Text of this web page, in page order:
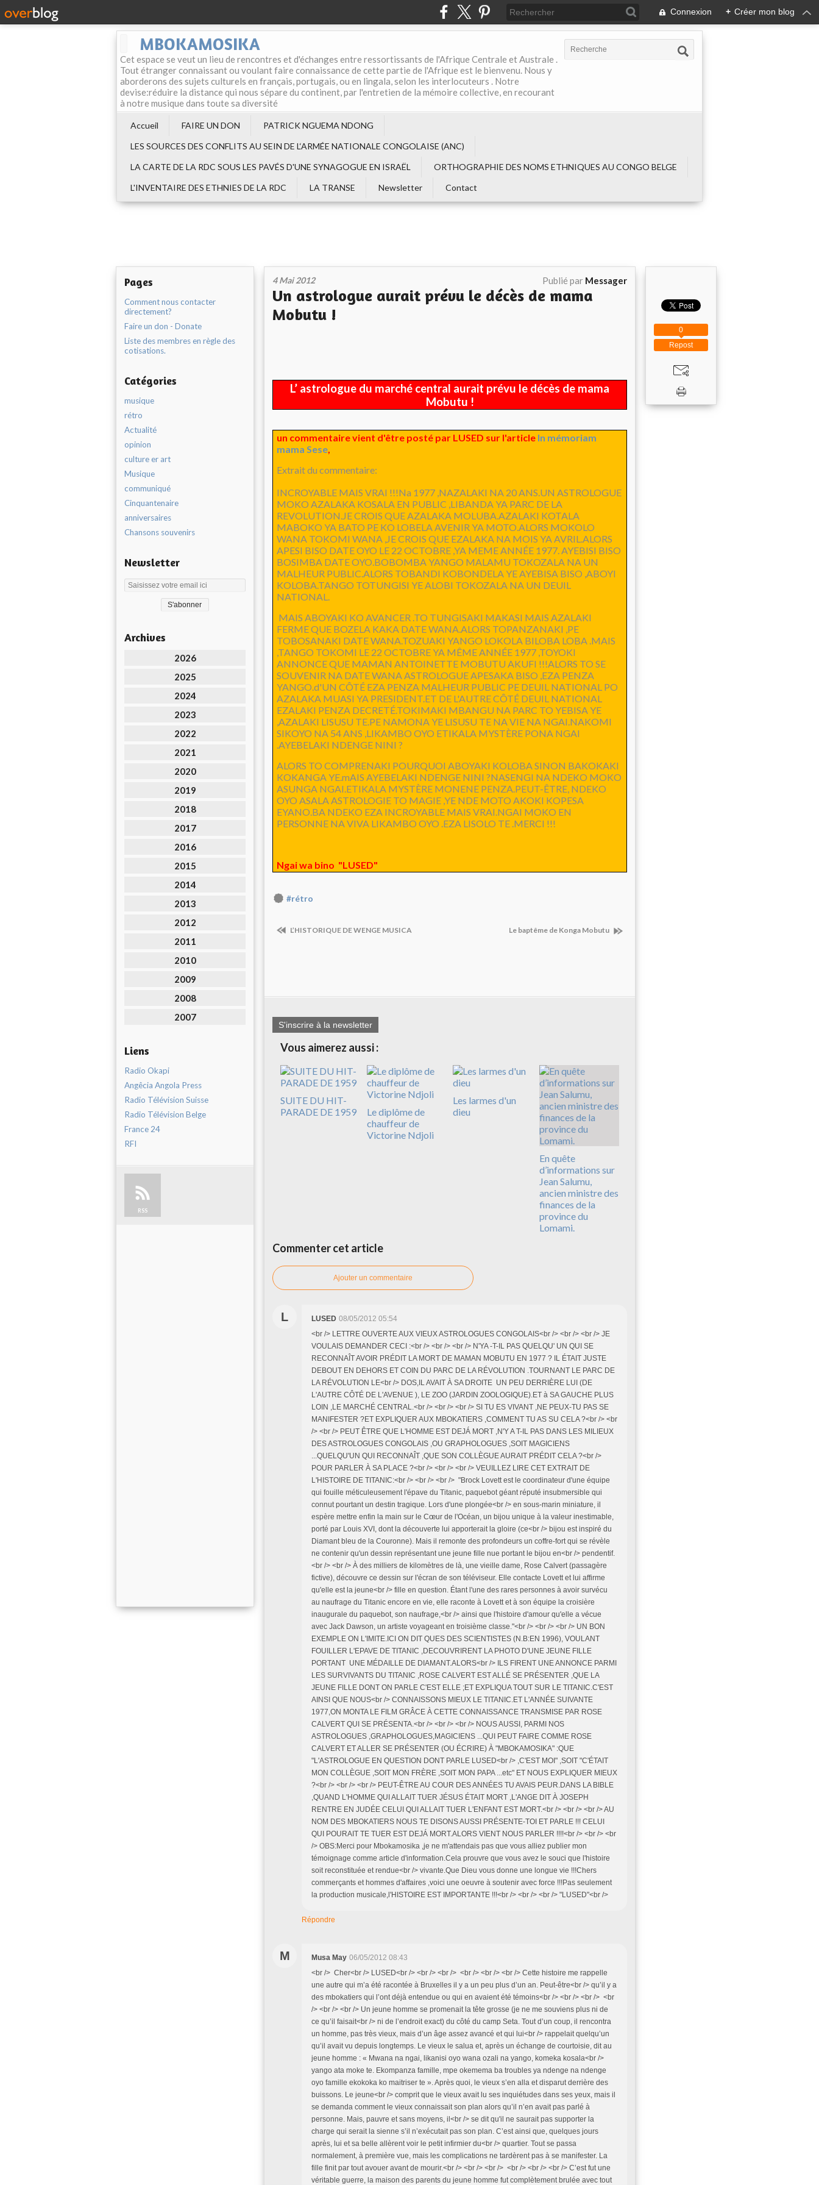
Connexion + Créer mon blog
MBOKAMOSIKA
Cet espace se veut un lieu de rencontres et d'échanges entre ressortissants de l'Afrique Centrale et Australe .
Tout étranger connaissant ou voulant faire connaissance de cette partie de l'Afrique est le bienvenu. Nous y
aborderons des sujets culturels en français, portugais, ou en lingala, selon les interlocuteurs . Notre
devise:réduire la distance qui nous sépare du continent, par l'entretien de la mémoire collective, en recourant
à notre musique dans toute sa diversité
Accueil FAIRE UN DON
PATRICK NGUEMA NDONG
LES SOURCES DES CONFLITS AU SEIN DE L‘ARMÉE NATIONALE CONGOLAISE (ANC)
LA CARTE DE LA RDC SOUS LES PAVÉS D'UNE SYNAGOGUE EN ISRAËL
ORTHOGRAPHIE DES NOMS ETHNIQUES AU CONGO BELGE
L'INVENTAIRE DES ETHNIES DE LA RDC
LA TRANSE Newsletter Contact
Pages
Comment nous contacter
directement?
Faire un don - Donate
Liste des membres en règle des
cotisations.
Catégories
musique
rétro
Actualité
opinion
culture er art
Musique
communiqué
Cinquantenaire
anniversaires
Chansons souvenirs
Newsletter
Archives
2026
2025
2024
2023
2022
2021
2020
2019
2018
2017
2016
2015
2014
2013
2012
2011
2010
2009
2008
2007
Liens
Radio Okapi
Angêcia Angola Press
Radio Télévision Suisse
Radio Télévision Belge
France 24
RFI
RSS
4 Mai 2012 Publié par Messager
Un astrologue aurait prévu le décès de mama
Mobutu !
L’ astrologue du marché central aurait prévu le décès de mama
Mobutu !
un commentaire vient d'être posté par LUSED sur l'article In mémoriam
mama Sese,
Extrait du commentaire:
INCROYABLE MAIS VRAI !!!Na 1977 ,NAZALAKI NA 20 ANS.UN ASTROLOGUE
MOKO AZALAKA KOSALA EN PUBLIC ,LIBANDA YA PARC DE LA
REVOLUTION.JE CROIS QUE AZALAKA MOLUBA.AZALAKI KOTALA
MABOKO YA BATO PE KO LOBELA AVENIR YA MOTO.ALORS MOKOLO
WANA TOKOMI WANA ,JE CROIS QUE EZALAKA NA MOIS YA AVRIL.ALORS
APESI BISO DATE OYO LE 22 OCTOBRE ,YA MEME ANNÉE 1977. AYEBISI BISO
BOSIMBA DATE OYO.BOBOMBA YANGO MALAMU TOKOZALA NA UN
MALHEUR PUBLIC.ALORS TOBANDI KOBONDELA YE AYEBISA BISO ,ABOYI
KOLOBA.TANGO TOTUNGISI YE ALOBI TOKOZALA NA UN DEUIL
NATIONAL.
MAIS ABOYAKI KO AVANCER .TO TUNGISAKI MAKASI MAIS AZALAKI
FERME QUE BOZELA KAKA DATE WANA.ALORS TOPANZANAKI ,PE
TOBOSANAKI DATE WANA.TOZUAKI YANGO LOKOLA BILOBA LOBA .MAIS
,TANGO TOKOMI LE 22 OCTOBRE YA MÊME ANNÉE 1977 ,TOYOKI
ANNONCE QUE MAMAN ANTOINETTE MOBUTU AKUFI !!!ALORS TO SE
SOUVENIR NA DATE WANA ASTROLOGUE APESAKA BISO ,EZA PENZA
YANGO.d'UN CÔTÉ EZA PENZA MALHEUR PUBLIC PE DEUIL NATIONAL PO
AZALAKA MUASI YA PRESIDENT.ET DE L'AUTRE CÔTÉ DEUIL NATIONAL
EZALAKI PENZA DECRETÉ.TOKIMAKI MBANGU NA PARC TO YEBISA YE
,AZALAKI LISUSU TE.PE NAMONA YE LISUSU TE NA VIE NA NGAI.NAKOMI
SIKOYO NA 54 ANS ,LIKAMBO OYO ETIKALA MYSTÈRE PONA NGAI
.AYEBELAKI NDENGE NINI ?
ALORS TO COMPRENAKI POURQUOI ABOYAKI KOLOBA SINON BAKOKAKI
KOKANGA YE.mAIS AYEBELAKI NDENGE NINI ?NASENGI NA NDEKO MOKO
ASUNGA NGAI.ETIKALA MYSTÈRE MONENE PENZA.PEUT-ÊTRE, NDEKO
OYO ASALA ASTROLOGIE TO MAGIE ,YE NDE MOTO AKOKI KOPESA
EYANO.BA NDEKO EZA INCROYABLE MAIS VRAI.NGAI MOKO EN
PERSONNE NA VIVA LIKAMBO OYO .EZA LISOLO TE .MERCI !!!
Ngai wa bino "LUSED"
#rétro
L’HISTORIQUE DE WENGE MUSICA Le baptême de Konga Mobutu
S'inscrire à la newsletter
Vous aimerez aussi :
SUITE DU HIT-
PARADE DE 1959
Le diplôme de
chauffeur de
Victorine Ndjoli
Les larmes d'un
dieu
En quête
d’informations sur
Jean Salumu,
ancien ministre des
finances de la
province du
Lomami.
Commenter cet article
Ajouter un commentaire
L LUSED 08/05/2012 05:54
<br /> LETTRE OUVERTE AUX VIEUX ASTROLOGUES CONGOLAIS<br /> <br /> <br /> JE
VOULAIS DEMANDER CECI :<br /> <br /> <br /> N'YA -T-IL PAS QUELQU' UN QUI SE
RECONNAÎT AVOIR PRÉDIT LA MORT DE MAMAN MOBUTU EN 1977 ? IL ÉTAIT JUSTE
DEBOUT EN DEHORS ET COIN DU PARC DE LA RÉVOLUTION .TOURNANT LE PARC DE
LA RÉVOLUTION LE<br /> DOS,IL AVAIT À SA DROITE UN PEU DERRIÈRE LUI (DE
L'AUTRE CÔTÉ DE L'AVENUE ), LE ZOO (JARDIN ZOOLOGIQUE).ET à SA GAUCHE PLUS
LOIN ,LE MARCHÉ CENTRAL.<br /> <br /> <br /> SI TU ES VIVANT ,NE PEUX-TU PAS SE
MANIFESTER ?ET EXPLIQUER AUX MBOKATIERS ,COMMENT TU AS SU CELA ?<br /> <br
/> <br /> PEUT ÊTRE QUE L'HOMME EST DEJÁ MORT ,N'Y A T-IL PAS DANS LES MILIEUX
DES ASTROLOGUES CONGOLAIS ,OU GRAPHOLOGUES ,SOIT MAGICIENS
...QUELQU'UN QUI RECONNAÎT ,QUE SON COLLÈGUE AURAIT PRÉDIT CELA ?<br />
POUR PARLER À SA PLACE ?<br /> <br /> <br /> VEUILLEZ LIRE CET EXTRAIT DE
L'HISTOIRE DE TITANIC:<br /> <br /> <br /> "Brock Lovett est le coordinateur d'une équipe
qui fouille méticuleusement l'épave du Titanic, paquebot géant réputé insubmersible qui
connut pourtant un destin tragique. Lors d'une plongée<br /> en sous-marin miniature, il
espère mettre enfin la main sur le Cœur de l'Océan, un bijou unique à la valeur inestimable,
porté par Louis XVI, dont la découverte lui apporterait la gloire (ce<br /> bijou est inspiré du
Diamant bleu de la Couronne). Mais il remonte des profondeurs un coffre-fort qui se révèle
ne contenir qu'un dessin représentant une jeune fille nue portant le bijou en<br /> pendentif.
<br /> <br /> À des milliers de kilomètres de là, une vieille dame, Rose Calvert (passagère
fictive), découvre ce dessin sur l'écran de son téléviseur. Elle contacte Lovett et lui affirme
qu'elle est la jeune<br /> fille en question. Étant l'une des rares personnes à avoir survécu
au naufrage du Titanic encore en vie, elle raconte à Lovett et à son équipe la croisière
inaugurale du paquebot, son naufrage,<br /> ainsi que l'histoire d'amour qu'elle a vécue
avec Jack Dawson, un artiste voyageant en troisième classe."<br /> <br /> <br /> UN BON
EXEMPLE ON L'IMITE.ICI ON DIT QUES DES SCIENTISTES (N.B:EN 1996), VOULANT
FOUILLER L'EPAVE DE TITANIC ,DECOUVRIRENT LA PHOTO D'UNE JEUNE FILLE
PORTANT UNE MÉDAILLE DE DIAMANT.ALORS<br /> ILS FIRENT UNE ANNONCE PARMI
LES SURVIVANTS DU TITANIC ,ROSE CALVERT EST ALLÉ SE PRÉSENTER ,QUE LA
JEUNE FILLE DONT ON PARLE C'EST ELLE ;ET EXPLIQUA TOUT SUR LE TITANIC.C'EST
AINSI QUE NOUS<br /> CONNAISSONS MIEUX LE TITANIC.ET L'ANNÉE SUIVANTE
1977,ON MONTA LE FILM GRÂCE À CETTE CONNAISSANCE TRANSMISE PAR ROSE
CALVERT QUI SE PRÉSENTA.<br /> <br /> <br /> NOUS AUSSI, PARMI NOS
ASTROLOGUES ,GRAPHOLOGUES,MAGICIENS ...QUI PEUT FAIRE COMME ROSE
CALVERT ET ALLER SE PRÉSENTER (OU ÉCRIRE) À "MBOKAMOSIKA" :QUE
"L'ASTROLOGUE EN QUESTION DONT PARLE LUSED<br /> ,C'EST MOI" ,SOIT "C'ÉTAIT
MON COLLÈGUE ,SOIT MON FRÈRE ,SOIT MON PAPA ...etc" ET NOUS EXPLIQUER MIEUX
?<br /> <br /> <br /> PEUT-ÊTRE AU COUR DES ANNÉES TU AVAIS PEUR.DANS LA BIBLE
,QUAND L'HOMME QUI ALLAIT TUER JÉSUS ÉTAIT MORT ,L'ANGE DIT À JOSEPH
RENTRE EN JUDÉE CELUI QUI ALLAIT TUER L'ENFANT EST MORT.<br /> <br /> <br /> AU
NOM DES MBOKATIERS NOUS TE DISONS AUSSI PRÉSENTE-TOI ET PARLE !!! CELUI
QUI POURAIT TE TUER EST DEJÁ MORT.ALORS VIENT NOUS PARLER !!!!<br /> <br /> <br
/> OBS:Merci pour Mbokamosika ,je ne m'attendais pas que vous alliez publier mon
témoignage comme article d'information.Cela prouvre que vous avez le souci que l'histoire
soit reconstituée et rendue<br /> vivante.Que Dieu vous donne une longue vie !!!Chers
commerçants et hommes d'affaires ,voici une oeuvre à soutenir avec force !!!Pas seulement
la production musicale,l'HISTOIRE EST IMPORTANTE !!!<br /> <br /> <br /> "LUSED"<br />
Répondre
M Musa May 06/05/2012 08:43
<br /> Cher<br /> LUSED<br /> <br /> <br /> <br /> <br /> <br /> Cette histoire me rappelle
une autre qui m’a été racontée à Bruxelles il y a un peu plus d’un an. Peut-être<br /> qu’il y a
des mbokatiers qui l’ont déjà entendue ou qui en avaient été témoins<br /> <br /> <br /> <br
/> <br /> <br /> Un jeune homme se promenait la tête grosse (je ne me souviens plus ni de
ce qu’il faisait<br /> ni de l’endroit exact) du côté du camp Seta. Tout d’un coup, il rencontra
un homme, pas très vieux, mais d’un âge assez avancé et qui lui<br /> rappelait quelqu’un
qu’il avait vu depuis longtemps. Le vieux le salua et, après un échange de courtoisie, dit au
jeune homme : « Mwana na ngai, likanisi oyo wana ozali na yango, komeka kosala<br />
yango ata moke te. Ekompanza famille, mpe okemema ba troubles ya ndenge na ndenge
oyo famille ekokoka ko maitriser te ». Après quoi, le vieux s’en alla et disparut derrière des
buissons. Le jeune<br /> comprit que le vieux avait lu ses inquiétudes dans ses yeux, mais il
se demanda comment le vieux connaissait son plan alors qu’il n’en avait pas parlé à
personne. Mais, pauvre et sans moyens, il<br /> se dit qu'il ne saurait pas supporter la
charge qui serait la sienne s’il n’exécutait pas son plan. C’est ainsi que, quelques jours
après, lui et sa belle allèrent voir le petit infirmier du<br /> quartier. Tout se passa
normalement, à première vue, mais les complications ne tardèrent pas à se manifester. La
fille finit par tout avouer avant de mourir.<br /> <br /> <br /> <br /> <br /> <br /> C’est fut une
véritable guerre, la maison des parents du jeune homme fut complètement brulée avec tout
Repost
0